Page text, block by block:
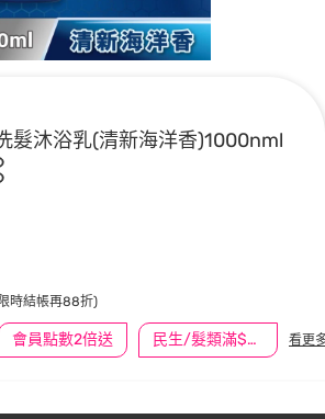
髮沐浴乳(清新海洋香)1000nml
會員點數2倍送 民生/髮類滿$388送舒潔冰巾 看更
時結帳再88折)